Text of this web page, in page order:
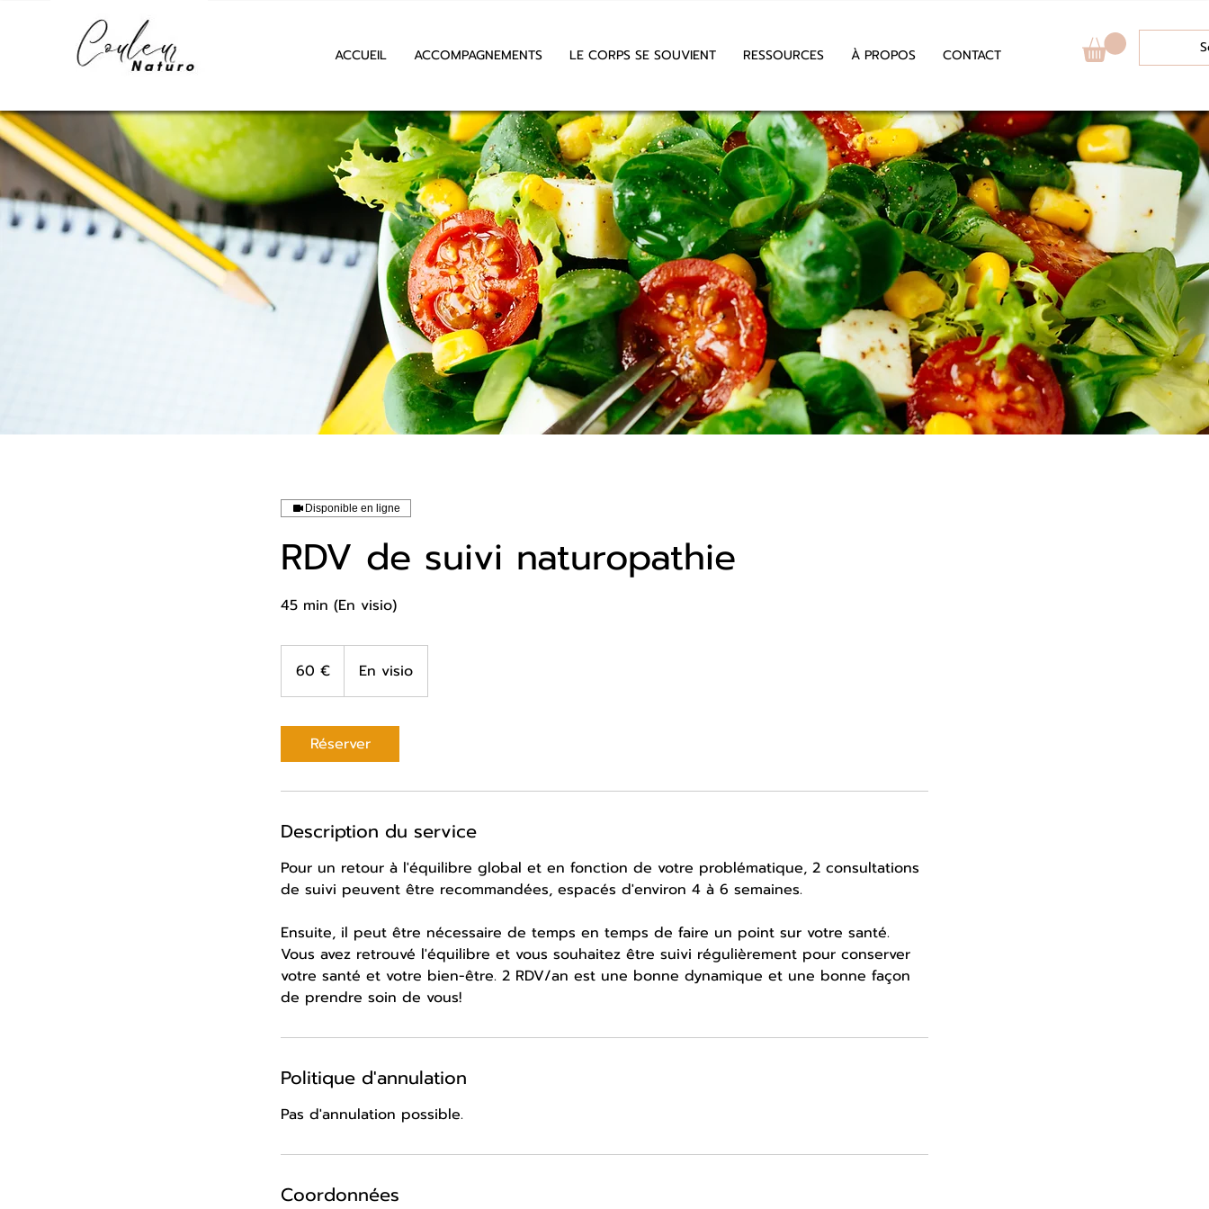
ACCUEIL ACCOMPAGNEMENTS LE CORPS SE SOUVIENT RESSOURCES À PROPOS CONTACT
Disponible en ligne
RDV de suivi naturopathie
45 min (En visio)
60 € En visio
Réserver
Description du service
Pour un retour à l'équilibre global et en fonction de votre problématique, 2 consultations
de suivi peuvent être recommandées, espacés d'environ 4 à 6 semaines.
Ensuite, il peut être nécessaire de temps en temps de faire un point sur votre santé.
Vous avez retrouvé l'équilibre et vous souhaitez être suivi régulièrement pour conserver
votre santé et votre bien-être. 2 RDV/an est une bonne dynamique et une bonne façon
de prendre soin de vous!
Politique d'annulation
Pas d'annulation possible.
Coordonnées